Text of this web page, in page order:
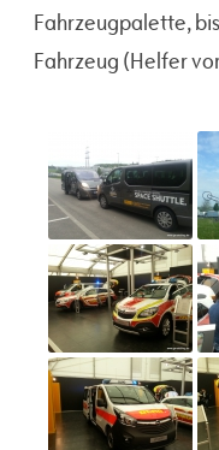
Fahrzeugpalette,
Fahrzeug (Helfer